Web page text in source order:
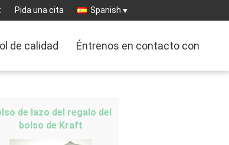
Pida una cita Spanish
de calidad Éntrenos en contacto con
de lazo del regalo del
bolso de Kraft